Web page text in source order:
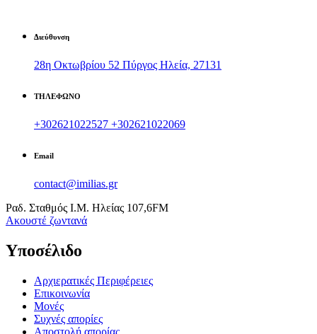
Διεύθυνση
28η Οκτωβρίου 52 Πύργος Ηλεία, 27131
ΤΗΛΕΦΩΝΟ
+302621022527 +302621022069
Email
contact@imilias.gr
Ραδ. Σταθμός Ι.Μ. Ηλείας 107,6FM
Aκουστέ ζωντανά
Υποσέλιδο
Αρχιερατικές Περιφέρειες
Επικοινωνία
Μονές
Συχνές απορίες
Αποστολή απορίας